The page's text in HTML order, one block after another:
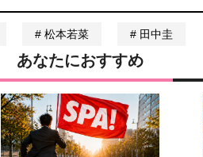
松本若菜 田中圭
あなたにおすすめ